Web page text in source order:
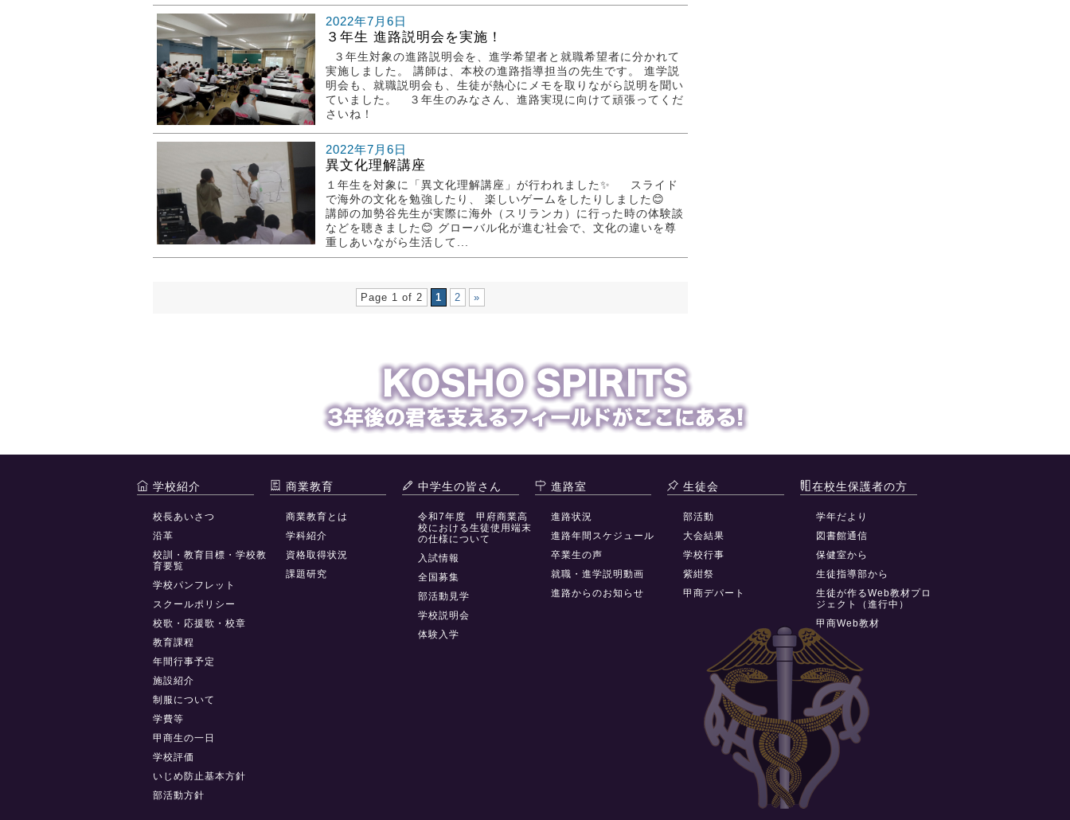
2022年7月6日
３年生 進路説明会を実施！
３年生対象の進路説明会を、進学希望者と就職希望者に分かれて
実施しました。 講師は、本校の進路指導担当の先生です。 進学説
明会も、就職説明会も、生徒が熱心にメモを取りながら説明を聞い
ていました。 ３年生のみなさん、進路実現に向けて頑張ってくだ
さいね！
2022年7月6日
異文化理解講座
１年生を対象に「異文化理解講座」が行われました✨ スライド
で海外の文化を勉強したり、 楽しいゲームをしたりしました😊
講師の加勢谷先生が実際に海外（スリランカ）に行った時の体験談
などを聴きました😊 グローバル化が進む社会で、文化の違いを尊
重しあいながら生活して...
Page 1 of 2 1 2 »
学校紹介
校長あいさつ
沿革
校訓・教育目標・学校教
育要覧
学校パンフレット
スクールポリシー
校歌・応援歌・校章
教育課程
年間行事予定
施設紹介
制服について
学費等
甲商生の一日
学校評価
いじめ防止基本方針
部活動方針
商業教育
商業教育とは
学科紹介
資格取得状況
課題研究
中学生の皆さん
令和7年度 甲府商業高
校における生徒使用端末
の仕様について
入試情報
全国募集
部活動見学
学校説明会
体験入学
進路室
進路状況
進路年間スケジュール
卒業生の声
就職・進学説明動画
進路からのお知らせ
生徒会
部活動
大会結果
学校行事
紫紺祭
甲商デパート
在校生保護者の方
学年だより
図書館通信
保健室から
生徒指導部から
生徒が作るWeb教材プロ
ジェクト（進行中）
甲商Web教材